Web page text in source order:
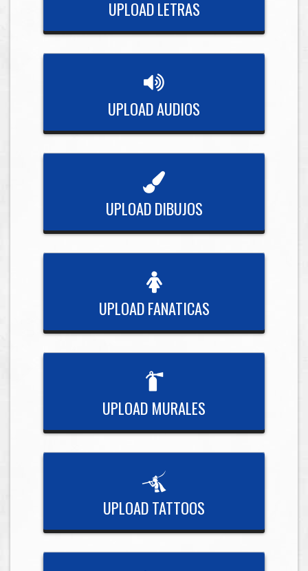
UPLOAD LETRAS
UPLOAD AUDIOS
UPLOAD DIBUJOS
UPLOAD FANATICAS
UPLOAD MURALES
UPLOAD TATTOOS